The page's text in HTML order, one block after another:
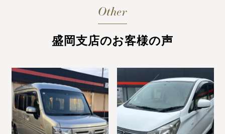
Other
盛岡支店のお客様の声